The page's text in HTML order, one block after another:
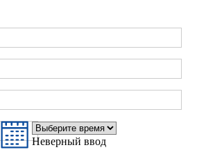
Неверный ввод